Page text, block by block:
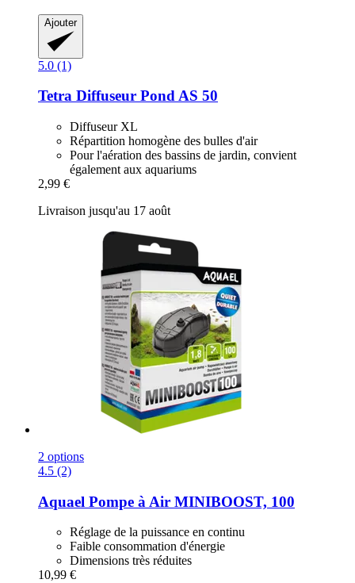
Ajouter
5.0 (1)
Tetra Diffuseur Pond AS 50
Diffuseur XL
Répartition homogène des bulles d'air
Pour l'aération des bassins de jardin, convient
également aux aquariums
2,99 €
Livraison jusqu'au 17 août
2 options
4.5 (2)
Aquael Pompe à Air MINIBOOST, 100
Réglage de la puissance en continu
Faible consommation d'énergie
Dimensions très réduites
10,99 €